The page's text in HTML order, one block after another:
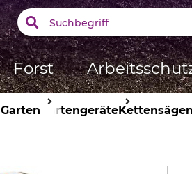
Forst
Garten GartengeräteKettensägen